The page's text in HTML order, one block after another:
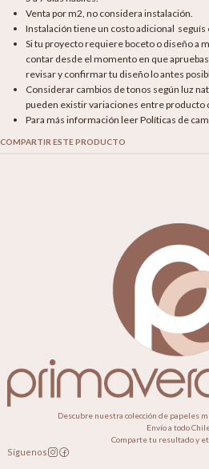
Venta por m2, no considera instalación.
Instalación tiene un costo adicional seguís
Si tu proyecto requiere boceto o diseño a
contar desde el momento en que
revisar y confirmar tu diseño lo antes
Considerar cambios de tonos según luz
pueden existir variaciones entre producto
Para más información leer Políticas de
COMPARTIR ESTE PRODUCTO
Descubre nuestra colección de papeles
Envío a todo
Comparte tu resultado y
Síguenos